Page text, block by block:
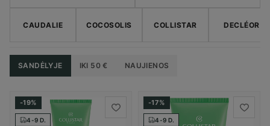
CAUDALIE COCOSOLIS COLLISTAR DECLÉOR
SANDĖLYJE IKI 50 € NAUJIENOS
-19%
4-9 D.
-17%
4-9 D.